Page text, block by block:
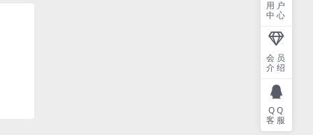
用户
中心
会员
介绍
QQ
客服